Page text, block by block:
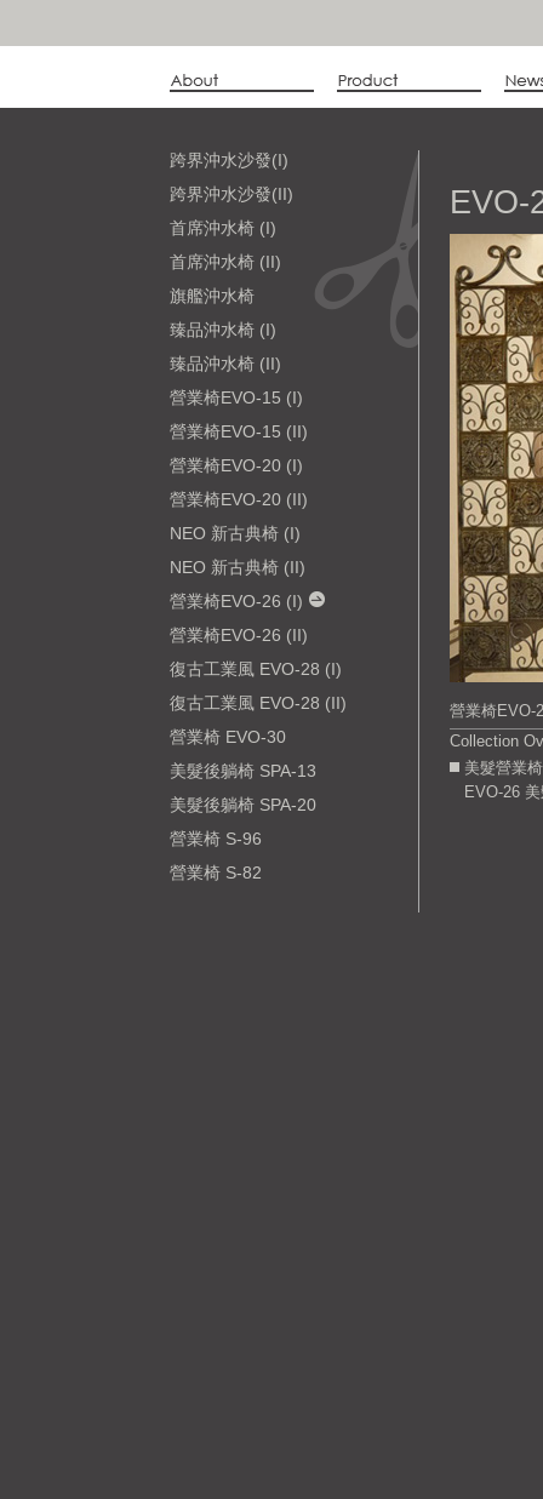
跨界沖水沙發(I)
跨界沖水沙發(II)
首席沖水椅 (I)
首席沖水椅 (II)
旗艦沖水椅
臻品沖水椅 (I)
臻品沖水椅 (II)
營業椅EVO-15 (I)
營業椅EVO-15 (II)
營業椅EVO-20 (I)
營業椅EVO-20 (II)
NEO 新古典椅 (I)
NEO 新古典椅 (II)
營業椅EVO-26 (I)
營業椅EVO-26 (II)
復古工業風 EVO-28 (I)
復古工業風 EVO-28 (II)
營業椅 EVO-30
美髮後躺椅 SPA-13
美髮後躺椅 SPA-20
營業椅 S-96
營業椅 S-82
EVO-
營業椅EVO-
Collection
美髮營業
EVO-26